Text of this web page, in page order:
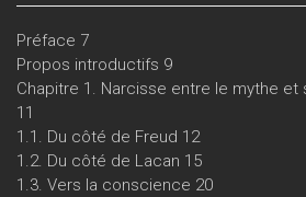
Préface 7
Propos introductifs 9
Chapitre 1. Narcisse entre le mythe et
11
1.1. Du côté de Freud 12
1.2. Du côté de Lacan 15
1.3. Vers la conscience 20